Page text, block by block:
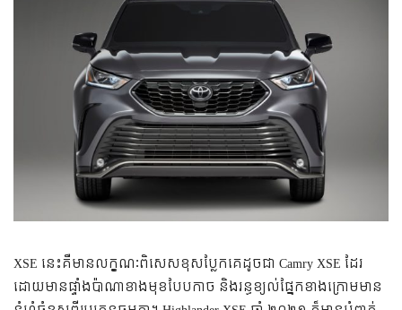
XSE នេះ​គឺ​មាន​លក្ខណៈ​ពិសេស​ខុស​ប្លែក​គេ​ដូច​ជា​ Camry XSE ដែរ
ដោយ​មាន​ផ្ទាំង​ប៉ា​ណា​ខាង​មុខ​បែប​កាច​ និង​រន្ធ​ខ្យល់​ផ្នែក​ខាង​ក្រោម​មាន​